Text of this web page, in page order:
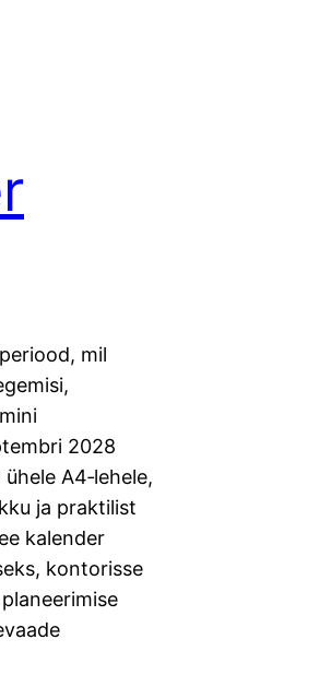
mil
2028
A4‑lehele,
ja praktilist
kalender
kontorisse